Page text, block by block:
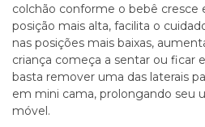
colchão conforme o bebê cresce
posição mais alta, facilita o
nas posições mais baixas,
criança começa a sentar ou ficar
basta remover uma das laterais
em mini cama, prolongando seu
móvel.